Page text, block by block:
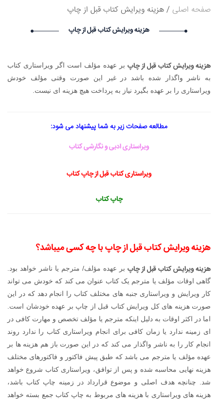
avet mirakyan_fxet avet mirakyan_fxet گرامی : درخواست
درخواست استخدام شما با موفقیت انجام شد ساعت ۱۰:۵۷:۱۶ تاریخ
۱۴۰۵/۵/۱۶
Narkolog na dom_ziOa Narkolog na dom_ziOa گرامی :
درخواست استخدام شما با موفقیت انجام شد ساعت ۵:۱۴:۲۱ تاریخ
صفحه اصلی هزینه ویرایش کتاب قبل از چاپ
هزینه ویرایش کتاب قبل از چاپ
هزینه ویرایش کتاب قبل از چاپ بر عهده مؤلف است اگر ویراستاری کتاب
به ناشر واگذار شده باشد در غیر این صورت وقتی مؤلف خودش
ویراستاری را بر عهده بگیرد نیاز به پرداخت هیچ هزینه ای نیست.
مطالعه صفحات زیر به شما پیشنهاد می شود:
ویراستاری ادبی و نگارشی کتاب
ویراستاری کتاب قبل از چاپ کتاب
چاپ کتاب
هزینه ویرایش کتاب قبل از چاپ با چه کسی میباشد؟
هزینه ویرایش کتاب قبل از چاپ بر عهده مؤلف/ مترجم یا ناشر خواهد بود.
گاهی اوقات مؤلف یا مترجم یک کتاب عنوان می کند که خودش می تواند
کار ویرایش و ویراستاری جنبه های مختلف کتاب را انجام دهد که در این
صورت هزینه های کل ویرایش کتاب قبل از چاپ بر عهده خودشان است.
اما در اکثر اوقات به دلیل اینکه مترجم یا مؤلف تخصص و مهارت کافی در
ای زمینه ندارد یا زمان کافی برای انجام ویراستاری کتاب را ندارد روند
انجام کار را به ناشر واگذار می کند که در این صورت باز هم هزینه ها بر
عهده مؤلف یا مترجم می باشد که طبق پیش فاکتور و فاکتورهای مختلف
هزینه نهایی محاسبه شده و پس از توافق، ویراستاری کتاب شروع خواهد
شد. چنانچه هدف اصلی و موضوع قرارداد در زمینه چاپ کتاب باشد،
هزینه های ویراستاری با هزینه های مربوط به چاپ کتاب جمع بسته خواهد